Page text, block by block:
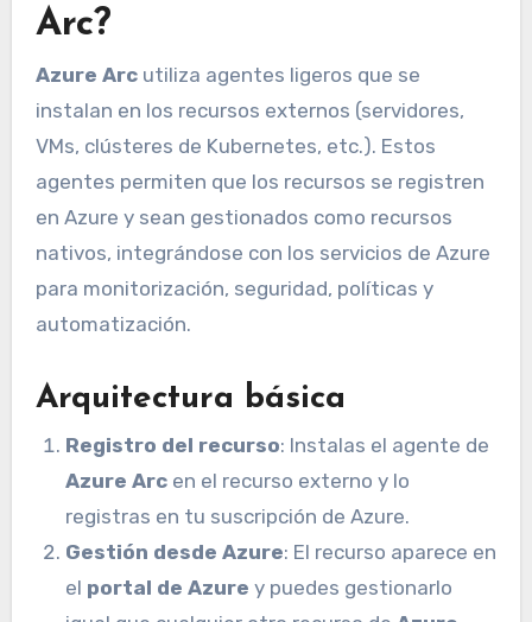
Arc?
Azure Arcutiliza agentes ligeros que se
instalan en los recursos externos (servidores,
VMs, clústeres de Kubernetes, etc.). Estos
agentes permiten que los recursos se registren
en Azure y sean gestionados como recursos
nativos, integrándose con los servicios de Azure
para monitorización, seguridad, políticas y
automatización.
Arquitectura básica
Registro del recurso: Instalas el agente de
Azure Arc en el recurso externo y lo
registras en tu suscripción de Azure.
Gestión desde Azure: El recurso aparece en
el portal de Azure y puedes gestionarlo